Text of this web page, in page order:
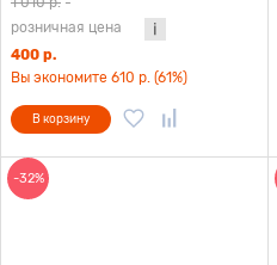
розничная цена
400 р.
Вы экономите 610 р. (61%)
В корзину
-32%